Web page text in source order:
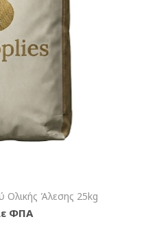
Ολικής Άλεσης 25kg
ΦΠΑ